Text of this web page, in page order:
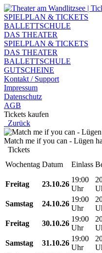
SPIELPLAN & TICKETS
BALLETTSCHULE
DAS THEATER
SPIELPLAN & TICKETS
DAS THEATER
BALLETTSCHULE
GUTSCHEINE
Kontakt / Support
Impressum
Datenschutz
AGB
Tickets kaufen
Zurück
Match me if you can - Lügen
Tickets
Wochentag Datum Einlass
Freitag
23.10.26
19:00
Uhr
Samstag
24.10.26
19:00
Uhr
Freitag
30.10.26
19:00
Uhr
Samstag
31.10.26
19:00
Uhr